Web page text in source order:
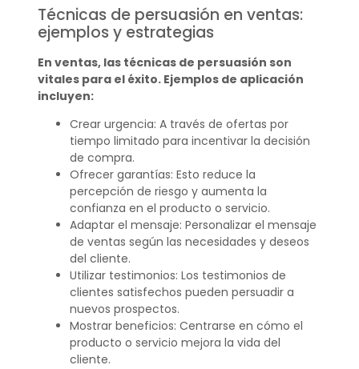
Técnicas de persuasión en ventas:
ejemplos y estrategias
En ventas, las técnicas de persuasión son
vitales para el éxito. Ejemplos de aplicación
incluyen:
Crear urgencia: A través de ofertas por
tiempo limitado para incentivar la decisión
de compra.
Ofrecer garantías: Esto reduce la
percepción de riesgo y aumenta la
confianza en el producto o servicio.
Adaptar el mensaje: Personalizar el mensaje
de ventas según las necesidades y deseos
del cliente.
Utilizar testimonios: Los testimonios de
clientes satisfechos pueden persuadir a
nuevos prospectos.
Mostrar beneficios: Centrarse en cómo el
producto o servicio mejora la vida del
cliente.